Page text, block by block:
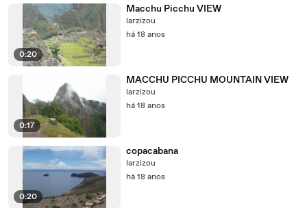
0:20
Macchu Picchu VIEW
larzizou
há 18 anos
0:17
MACCHU PICCHU MOUNTAIN VIEW
larzizou
há 18 anos
0:20
copacabana
larzizou
há 18 anos